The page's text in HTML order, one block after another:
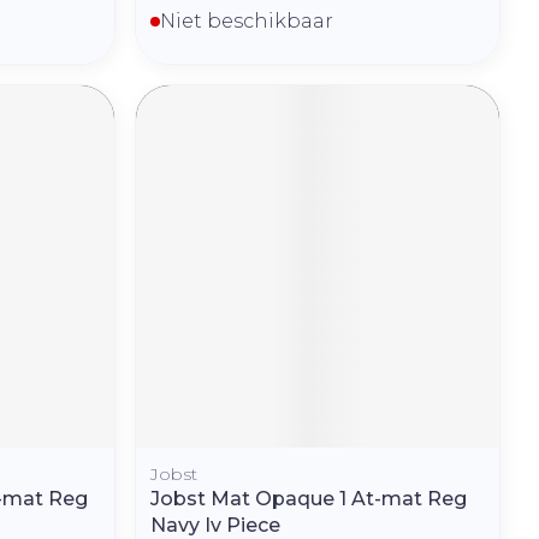
Niet beschikbaar
Reg
Jobst
Jobst Mat Opaque 1 At-mat Reg
Navy Iv Piece